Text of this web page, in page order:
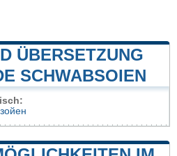
ÜBERSETZUNG
SCHWABSOIEN